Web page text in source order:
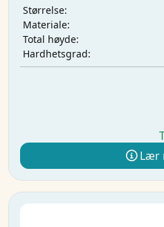
Størrelse:
Materiale:
Total høyde:
Hardhetsgrad:
Lær